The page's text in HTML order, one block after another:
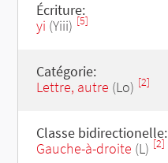
Écriture:
yi (Yiii) [5]
Catégorie:
Lettre, autre (Lo) [2]
Classe bidirectionelle:
Gauche-à-droite (L) [2]